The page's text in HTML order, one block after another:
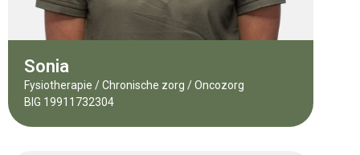
Sonia
Fysiotherapie / Chronische zorg / Oncozorg
BIG 19911732304